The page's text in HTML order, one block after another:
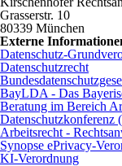
Grasserstr. 10
80339 München
Externe
Datenschutz-
Datenschutzrecht
BayLDA - Das
Beratung im Bereich
Arbeitsrecht -
Synopse ePrivacy-
KI-Verordnung